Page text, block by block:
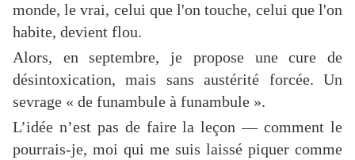
monde, le vrai, celui que l'on touche, celui que l'on
habite, devient flou.
Alors, en septembre, je propose une cure de
désintoxication, mais sans austérité forcée. Un
sevrage « de funambule à funambule ».
L’idée n’est pas de faire la leçon — comment le
pourrais-je, moi qui me suis laissé piquer comme